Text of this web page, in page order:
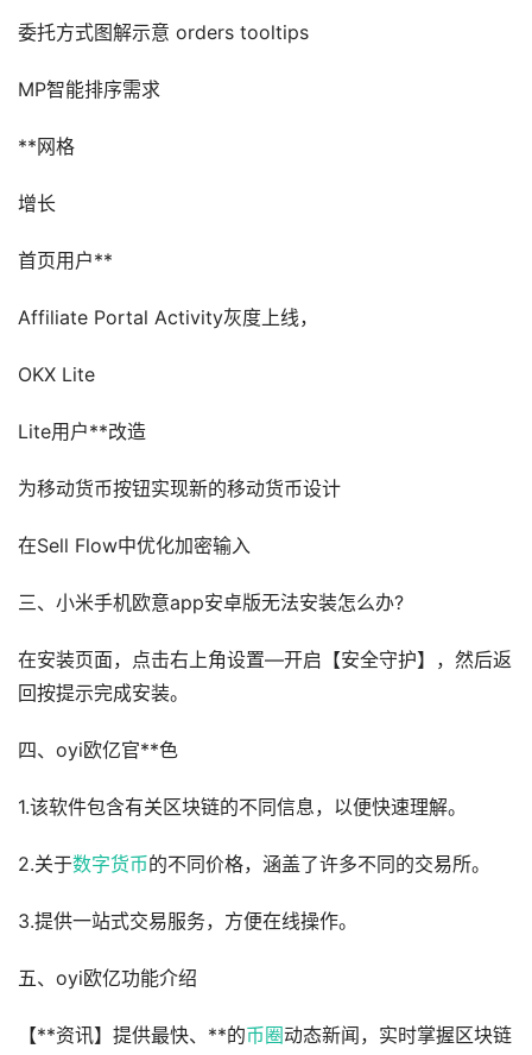
委托方式图解示意 orders tooltips
MP智能排序需求
**网格
增长
首页用户**
Affiliate Portal Activity灰度上线，
OKX Lite
Lite用户**改造
为移动货币按钮实现新的移动货币设计
在Sell Flow中优化加密输入
三、小米手机欧意app安卓版无法安装怎么办?
在安装页面，点击右上角设置—开启【安全守护】，然后返
回按提示完成安装。
四、oyi欧亿官**色
1.该软件包含有关区块链的不同信息，以便快速理解。
2.关于数字货币的不同价格，涵盖了许多不同的交易所。
3.提供一站式交易服务，方便在线操作。
五、oyi欧亿功能介绍
【**资讯】提供最快、**的币圈动态新闻，实时掌握区块链